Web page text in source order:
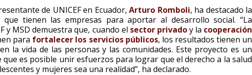
de UNICEF en Ecuador,Arturo Romboli, ha destacado la
tienen las empresas para aportar al desarrollo social. “La
y MSD demuestra que, cuando el sector privadoy la cooperación
para fortalecer los servicios públicos, los resultados tienen un
la vida de las personas y las comunidades. Este proyecto es un
que es posible unir esfuerzos para lograr que el derecho a la salud
y mujeres sea una realidad”, ha declarado.